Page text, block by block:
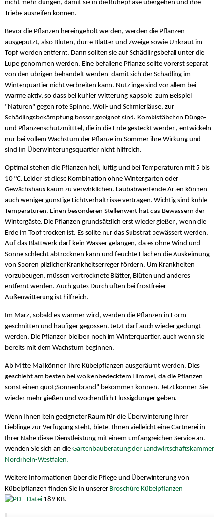
nicht mehr düngen, damit sie in die Ruhephase übergehen und ihre
Triebe ausreifen können.
Bevor die Pflanzen hereingeholt werden, werden die Pflanzen
ausgeputzt, also Blüten, dürre Blätter und Zweige sowie Unkraut im
Topf werden entfernt. Dann sollten sie auf Schädlingsbefall unter die
Lupe genommen werden. Eine befallene Pflanze sollte vorerst separat
von den übrigen behandelt werden, damit sich der Schädling im
Winterquartier nicht verbreiten kann. Nützlinge sind vor allem bei
Wärme aktiv, so dass bei kühler Witterung Rapsöle, zum Beispiel
"Naturen" gegen rote Spinne, Woll- und Schmierläuse, zur
Schädlingsbekämpfung besser geeignet sind. Kombistäbchen Dünge-
und Pflanzenschutzmitttel, die in die Erde gesteckt werden, entwickeln
nur bei vollem Wachstum der Pflanze im Sommer ihre Wirkung und
sind im Überwinterungsquartier nicht hilfreich.
Optimal stehen die Pflanzen hell, luftig und bei Temperaturen mit 5 bis
10 °C. Leider ist diese Kombination ohne Wintergarten oder
Gewächshaus kaum zu verwirklichen. Laubabwerfende Arten können
auch weniger günstige Lichtverhältnisse vertragen. Wichtig sind kühle
Temperaturen. Einen besonderen Stellenwert hat das Bewässern der
Wintergäste. Die Pflanzen grundsätzlich erst wieder gießen, wenn die
Erde im Topf trocken ist. Es sollte nur das Substrat bewässert werden.
Auf das Blattwerk darf kein Wasser gelangen, da es ohne Wind und
Sonne schlecht abtrocknen kann und feuchte Flächen die Auskeimung
von Sporen pilzlicher Krankheitserreger fördern. Um Krankheiten
vorzubeugen, müssen vertrocknete Blätter, Blüten und anderes
entfernt werden. Auch gutes Durchlüften bei frostfreier
Außenwitterung ist hilfreich.
Im März, sobald es wärmer wird, werden die Pflanzen in Form
geschnitten und häufiger gegossen. Jetzt darf auch wieder gedüngt
werden. Die Pflanzen bleiben noch im Winterquartier, auch wenn sie
bereits mit dem Wachstum beginnen.
Ab Mitte Mai können Ihre Kübelpflanzen ausgeräumt werden. Dies
geschieht am besten bei wolkenbedecktem Himmel, da die Pflanzen
sonst einen quot;Sonnenbrand" bekommen können. Jetzt können Sie
wieder mehr gießen und wöchentlich Flüssigdünger geben.
Wenn Ihnen kein geeigneter Raum für die Überwinterung Ihrer
Lieblinge zur Verfügung steht, bietet Ihnen vielleicht eine Gärtnerei in
Ihrer Nähe diese Dienstleistung mit einem umfangreichen Service an.
Wenden Sie sich an die Gartenbauberatung der Landwirtschaftskammer
Nordrhein-Westfalen.
Weitere Informationen über die Pflege und Überwinterung von
Kübelpflanzen finden Sie in unserer Broschüre Kübelpflanzen
189 KB.